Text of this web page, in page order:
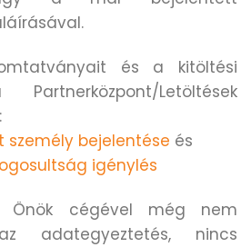
és a kitöltési
Letöltések
bejelentése és
igénylés
Önök cégével még nem
adategyeztetés, nincs